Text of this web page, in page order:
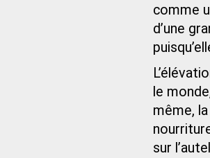
comme
d’une
le
même,
sur